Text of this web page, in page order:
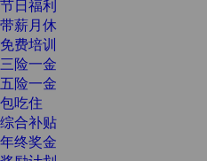
节日福利
带薪月休
免费培训
三险一金
五险一金
包吃住
综合补贴
年终奖金